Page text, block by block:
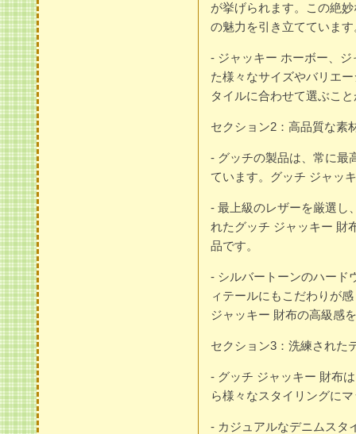
が挙げられます。この絶
の魅力を引き立てています
- ジャッキー ホーボー、
た様々なサイズやバリエ
タイルに合わせて選ぶこ
セクション2：高品質な素
- グッチの製品は、常に最
ています。グッチ ジャッ
- 最上級のレザーを厳選し
れたグッチ ジャッキー 財
品です。
- シルバートーンのハード
ィテールにもこだわりが
ジャッキー 財布の高級感
セクション3：洗練された
- グッチ ジャッキー 財布
ら様々なスタイリングに
- カジュアルなデニムスタ